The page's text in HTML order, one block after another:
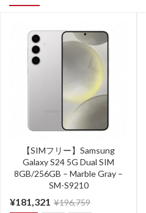
【SIMフリー】Samsung
Galaxy S24 5G Dual SIM
8GB/256GB – Marble Gray –
SM-S9210
¥181,321 ¥196,759